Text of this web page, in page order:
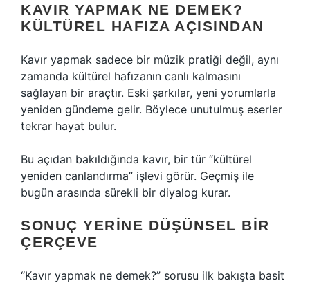
KAVIR YAPMAK NE DEMEK?
KÜLTÜREL HAFIZA AÇISINDAN
Kavır yapmak sadece bir müzik pratiği değil, aynı
zamanda kültürel hafızanın canlı kalmasını
sağlayan bir araçtır. Eski şarkılar, yeni yorumlarla
yeniden gündeme gelir. Böylece unutulmuş eserler
tekrar hayat bulur.
Bu açıdan bakıldığında kavır, bir tür “kültürel
yeniden canlandırma” işlevi görür. Geçmiş ile
bugün arasında sürekli bir diyalog kurar.
SONUÇ YERINE DÜŞÜNSEL BIR
ÇERÇEVE
“Kavır yapmak ne demek?” sorusu ilk bakışta basit